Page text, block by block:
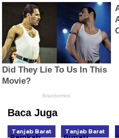
Baca Juga
Tanjab Barat Tanjab Barat